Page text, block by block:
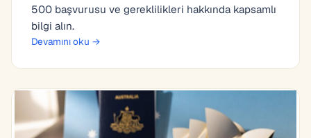
500 başvurusu ve gereklilikleri hakkında kapsamlı
bilgi alın.
Devamını oku →